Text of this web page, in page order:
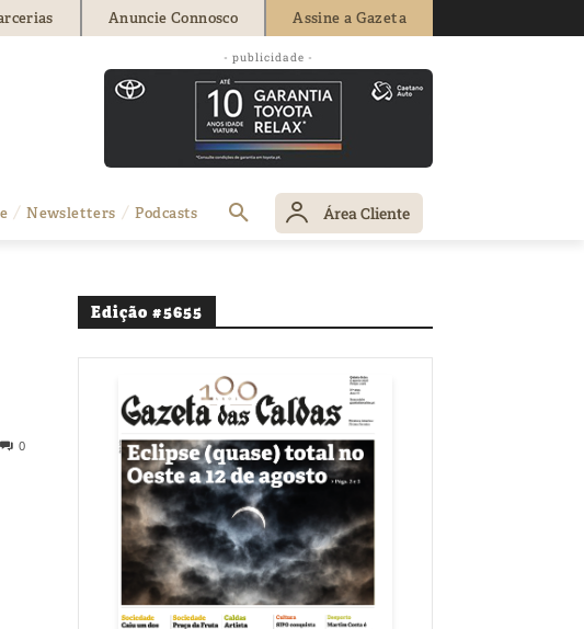
Anuncie Connosco Assine a Gazeta
- publicidade -
Newsletters Podcasts Área Cliente
0
Edição #5655